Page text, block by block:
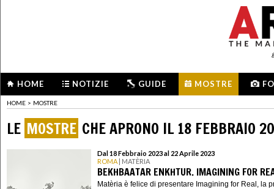
HOME NOTIZIE GUIDE MOSTRE
HOME > MOSTRE
LE MOSTRE CHE APRONO IL 18 FEBBRAIO
Dal 18 Febbraio 2023 al 22 Aprile 2023
ROMA | MATÈRIA
BEKHBAATAR ENKHTUR. IMAGINING FOR
Matèria è felice di presentare Imagining for Real, la